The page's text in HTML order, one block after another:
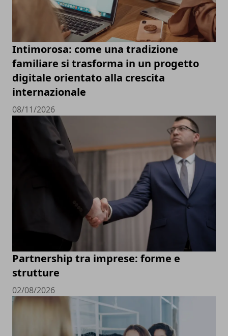
Intimorosa: come una tradizione
familiare si trasforma in un progetto
digitale orientato alla crescita
internazionale
08/11/2026
Partnership tra imprese: forme e
strutture
02/08/2026